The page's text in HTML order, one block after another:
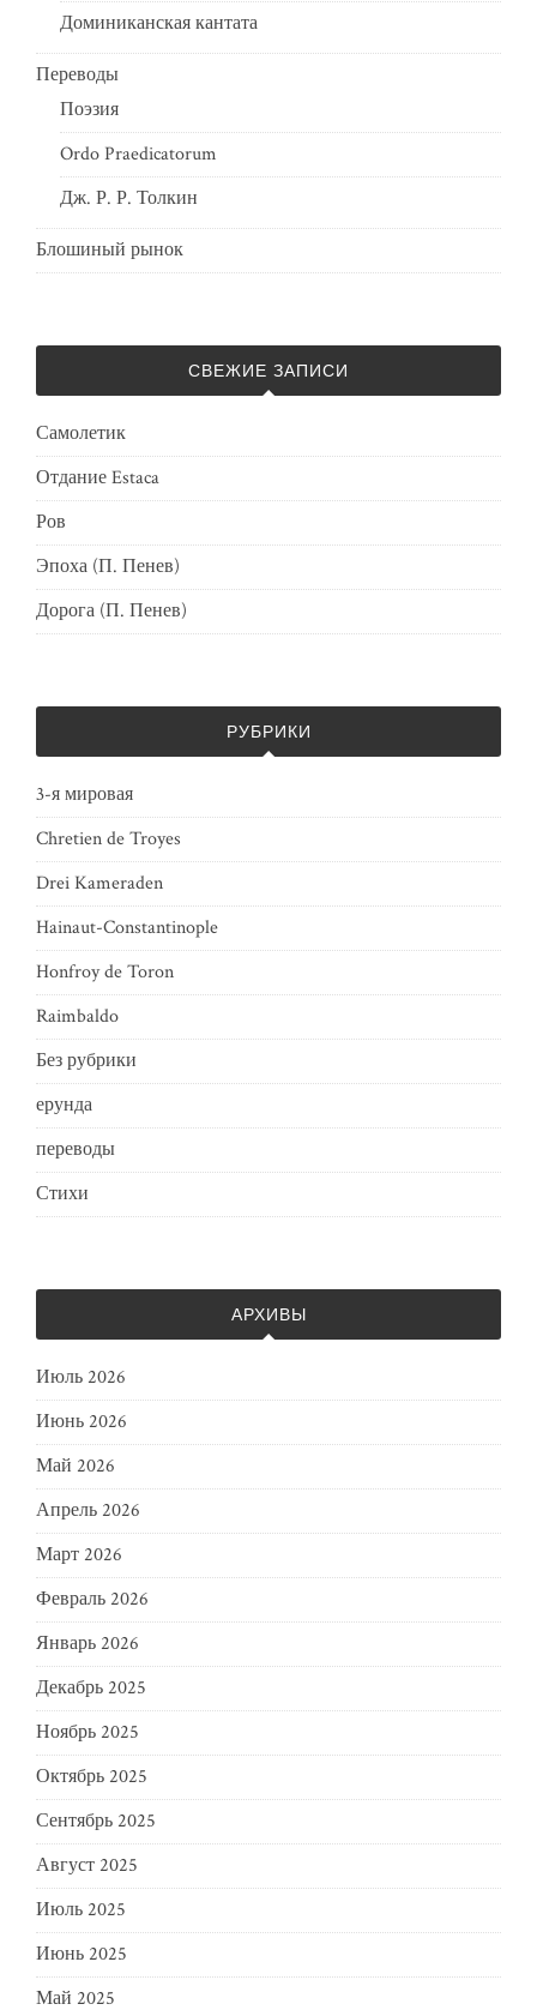
Доминиканская кантата
Переводы
Поэзия
Ordo Praedicatorum
Дж. Р. Р. Толкин
Блошиный рынок
СВЕЖИЕ ЗАПИСИ
Самолетик
Отдание Estaca
Ров
Эпоха (П. Пенев)
Дорога (П. Пенев)
РУБРИКИ
3-я мировая
Chretien de Troyes
Drei Kameraden
Hainaut-Constantinople
Honfroy de Toron
Raimbaldo
Без рубрики
ерунда
переводы
Стихи
АРХИВЫ
Июль 2026
Июнь 2026
Май 2026
Апрель 2026
Март 2026
Февраль 2026
Январь 2026
Декабрь 2025
Ноябрь 2025
Октябрь 2025
Сентябрь 2025
Август 2025
Июль 2025
Июнь 2025
Май 2025